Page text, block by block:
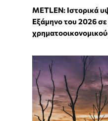
METLEN: Ιστορικά
Εξάμηνο του 2026